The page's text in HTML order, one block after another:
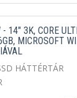
14" 3K, CORE
MICROSOFT
HÁTTÉRTÁR